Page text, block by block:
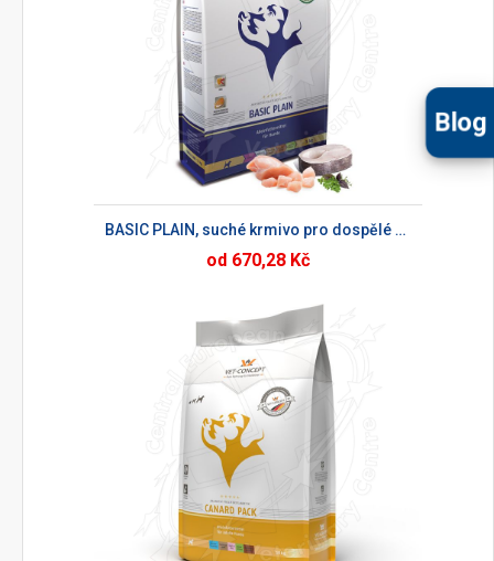
Blog
BASIC PLAIN, suché krmivo pro dospělé psy
od 670,28 Kč